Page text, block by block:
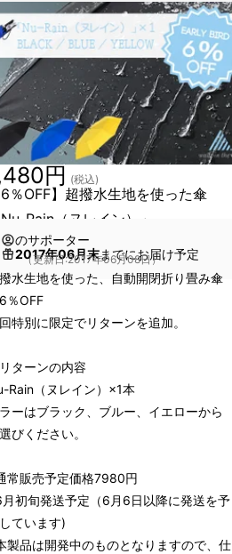
6％OFF】超撥水生地を使った傘
Nu-Rain（ヌレイン）」
円 (税込)
のサポーター
2017年06月末までにお届け予定
（更新日:2017年06月08日）
水生地を使った、自動開閉折り畳み傘
％OFF
特別に限定でリターンを追加。
リターンの内容
Rain（ヌレイン）×1本
ーはブラック、ブルー、イエローから
びください。
常販売予定価格7980円
初旬発送予定（6月6日以降に発送を予
ています)
製品は開発中のものとなりますので、仕